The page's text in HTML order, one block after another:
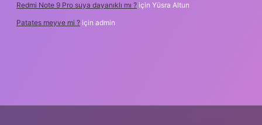
Redmi Note 9 Pro suya dayanıklı mı ? için Yüsra Altun
Patates meyve mi ? için admin